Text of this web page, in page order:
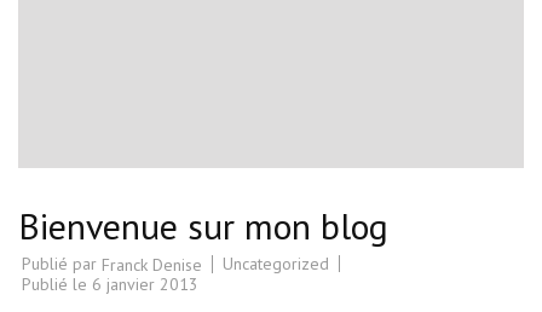
Bienvenue sur mon blog
Publié par Franck Denise
Uncategorized
Publié le 6 janvier 2013